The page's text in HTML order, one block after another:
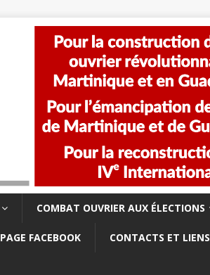
COMBAT OUVRIER AUX ÉLECTIONS
PAGE FACEBOOK CONTACTS ET LIENS